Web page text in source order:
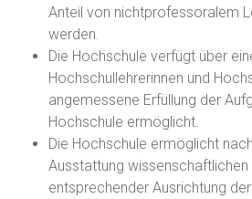
Anteil von nichtprofessoralem
werden.
Die Hochschule verfügt über
Hochschullehrerinnen und
angemessene Erfüllung der
Hochschule ermöglicht.
Die Hochschule ermöglicht
Ausstattung wissenschaftlichen
entsprechender Ausrichtung